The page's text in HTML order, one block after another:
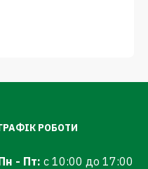
РОБОТИ
- Пт: с 10:00 до 17:00